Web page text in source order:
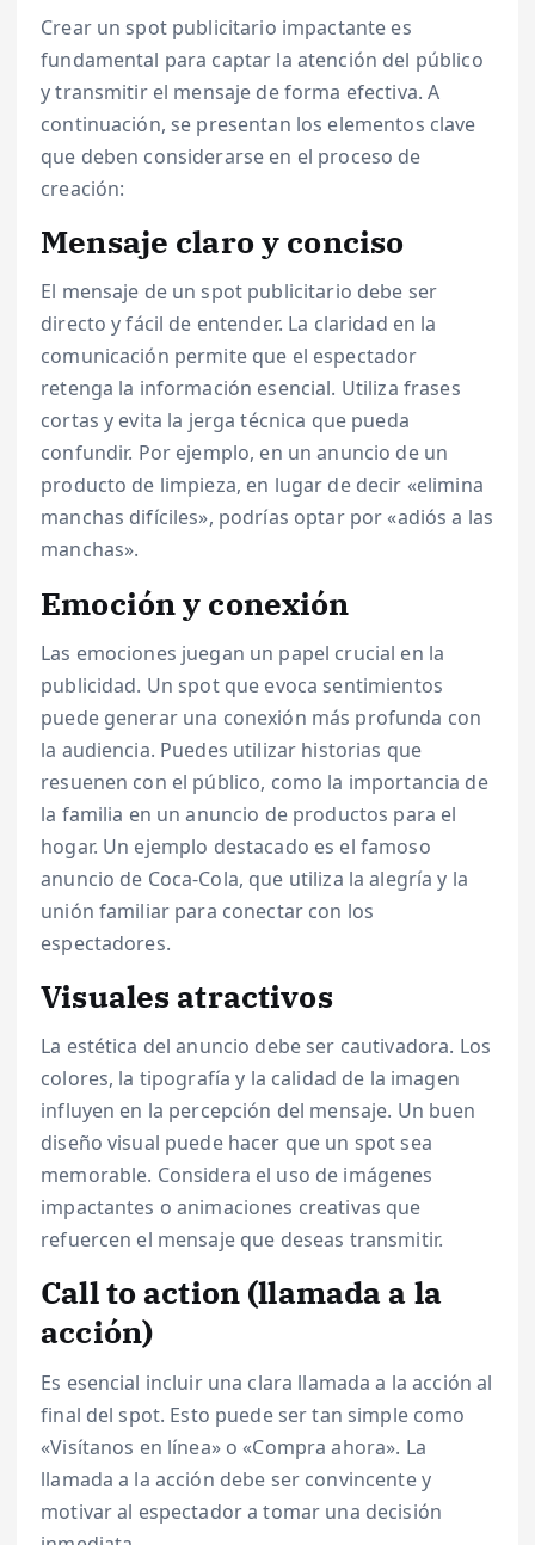
Crear un spot publicitario impactante es
fundamental para captar la atención del público
y transmitir el mensaje de forma efectiva. A
continuación, se presentan los elementos clave
que deben considerarse en el proceso de
creación:
Mensaje claro y conciso
El mensaje de un spot publicitario debe ser
directo y fácil de entender. La claridad en la
comunicación permite que el espectador
retenga la información esencial. Utiliza frases
cortas y evita la jerga técnica que pueda
confundir. Por ejemplo, en un anuncio de un
producto de limpieza, en lugar de decir «elimina
manchas difíciles», podrías optar por «adiós a las
manchas».
Emoción y conexión
Las emociones juegan un papel crucial en la
publicidad. Un spot que evoca sentimientos
puede generar una conexión más profunda con
la audiencia. Puedes utilizar historias que
resuenen con el público, como la importancia de
la familia en un anuncio de productos para el
hogar. Un ejemplo destacado es el famoso
anuncio de Coca-Cola, que utiliza la alegría y la
unión familiar para conectar con los
espectadores.
Visuales atractivos
La estética del anuncio debe ser cautivadora. Los
colores, la tipografía y la calidad de la imagen
influyen en la percepción del mensaje. Un buen
diseño visual puede hacer que un spot sea
memorable. Considera el uso de imágenes
impactantes o animaciones creativas que
refuercen el mensaje que deseas transmitir.
Call to action (llamada a la
acción)
Es esencial incluir una clara llamada a la acción al
final del spot. Esto puede ser tan simple como
«Visítanos en línea» o «Compra ahora». La
llamada a la acción debe ser convincente y
motivar al espectador a tomar una decisión